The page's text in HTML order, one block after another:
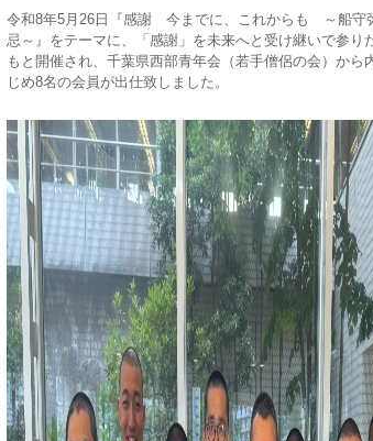
令和8年5月26日『感謝 今までに、これからも ～船守
忌～』をテーマに、「感謝」を未来へと受け継いで参り
もと開催され、千葉県西部青年会（若手僧侶の会）から
じめ8名の会員が出仕致しました。